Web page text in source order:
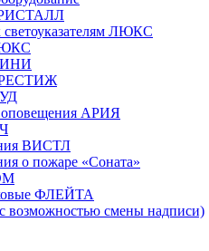
ЛЮКС
оповещения АРИЯ
ВИСТЛ
о пожаре «Соната»
ФЛЕЙТА
смены надписи)